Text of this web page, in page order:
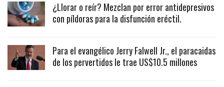
¿Llorar o reír? Mezclan por error antidepresivos
con píldoras para la disfunción eréctil.
Para el evangélico Jerry Falwell Jr., el paracaidas
de los pervertidos le trae US$10.5 millones